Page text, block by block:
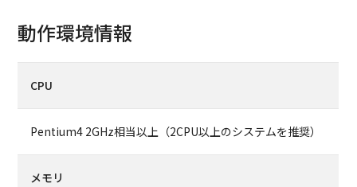
動作環境情報
CPU
Pentium4 2GHz相当以上（2CPU以上のシステムを推奨）
メモリ